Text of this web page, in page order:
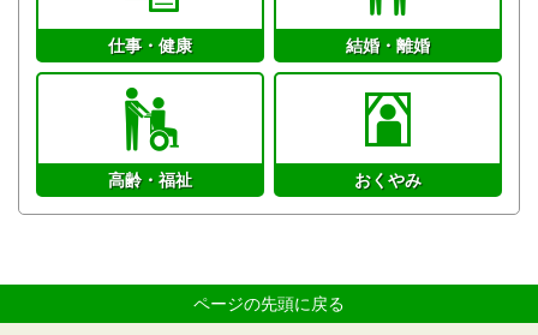
仕事・健康 結婚・離婚
高齢・福祉 おくやみ
ページの先頭に戻る